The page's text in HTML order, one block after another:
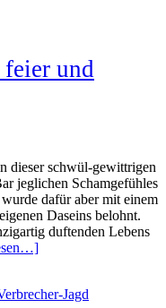
und
dieser schwül-gewittrigen
jeglichen Schamgefühles
dafür aber mit einem
Daseins belohnt.
duftenden Lebens